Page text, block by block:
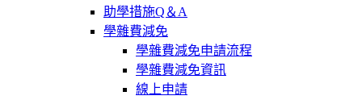
助學措施Q＆A
學雜費減免
學雜費減免申請流程
學雜費減免資訊
線上申請